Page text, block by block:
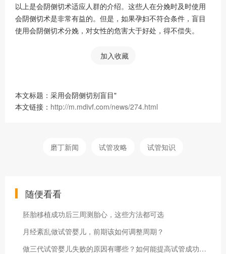
以上是会阴侧切术适应人群的介绍。这些人在分娩时及时使用
会阴侧切术是非常有益的。但是，如果孕妇不符合条件，盲目
使用会阴侧切术分娩，对女性的危害大于好处，得不偿失。
加入收藏
本文标题：采用会阴侧切别盲目"
本文链接： http://m.mdivf.com/news/274.html
磨丁新闻 试管攻略 试管知识
随便看看
胚胎移植成功后三周测胎心，这些方法都可选
月经紊乱做试管婴儿，前期该如何调整周期？
做三代试管婴儿失败的原因有哪些？如何能提高试管成功率？